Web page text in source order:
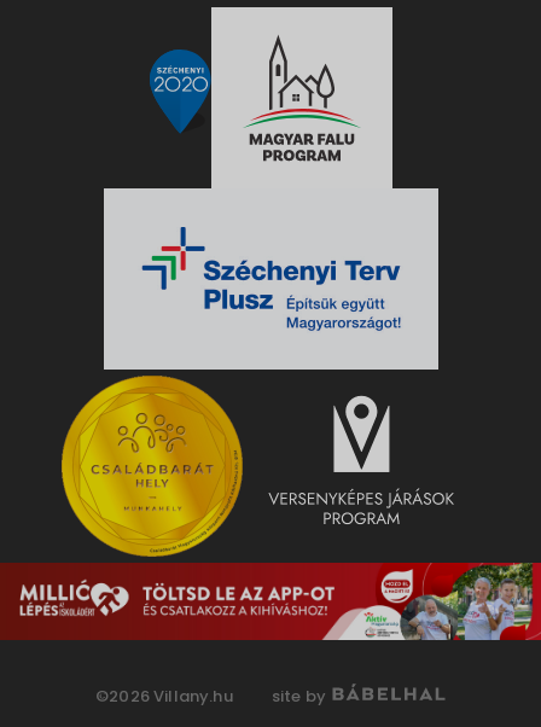
©2026 Villany.hu site by